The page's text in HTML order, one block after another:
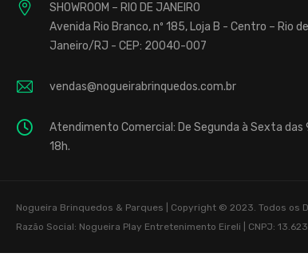
SHOWROOM – RIO DE JANEIRO
Avenida Rio Branco, nº 185, Loja B - Centro – Rio de
Janeiro/RJ - CEP: 20040-007
vendas@nogueirabrinquedos.com.br
Atendimento Comercial: De Segunda à Sexta das
18h.
Nogueira Brinquedos & Parques | Copyright © 2023. Todos os
Razão Social: Nogueira Play Entretenimento Eireli | CNPJ: